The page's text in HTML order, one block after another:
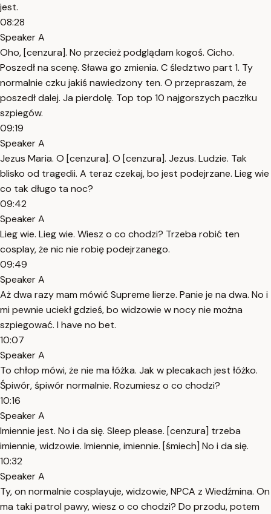
jest.
08:28
Speaker A
Oho, [cenzura]. No przecież podglądam kogoś. Cicho.
Poszedł na scenę. Sława go zmienia. C śledztwo part 1. Ty
normalnie czku jakiś nawiedzony ten. O przepraszam, że
poszedł dalej. Ja pierdolę. Top top 10 najgorszych paczłku
szpiegów.
09:19
Speaker A
Jezus Maria. O [cenzura]. O [cenzura]. Jezus. Ludzie. Tak
blisko od tragedii. A teraz czekaj, bo jest podejrzane. Lieg wie
co tak długo ta noc?
09:42
Speaker A
Lieg wie. Lieg wie. Wiesz o co chodzi? Trzeba robić ten
cosplay, że nic nie robię podejrzanego.
09:49
Speaker A
Aż dwa razy mam mówić Supreme lierze. Panie je na dwa. No i
mi pewnie uciekł gdzieś, bo widzowie w nocy nie można
szpiegować. I have no bet.
10:07
Speaker A
To chłop mówi, że nie ma łóżka. Jak w plecakach jest łóżko.
Śpiwór, śpiwór normalnie. Rozumiesz o co chodzi?
10:16
Speaker A
Imiennie jest. No i da się. Sleep please. [cenzura] trzeba
imiennie, widzowie. Imiennie, imiennie. [śmiech] No i da się.
10:32
Speaker A
Ty, on normalnie cosplayuje, widzowie, NPCA z Wiedźmina. On
ma taki patrol pawy, wiesz o co chodzi? Do przodu, potem